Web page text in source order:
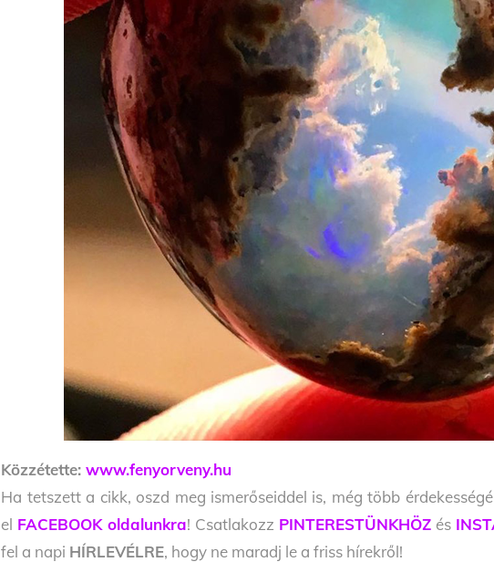
Közzétette:www.fenyorveny.hu
Ha tetszett a cikk, oszd meg ismerőseiddel is, még több
el FACEBOOK oldalunkra! Csatlakozz PINTERESTÜNKHÖZ és
fel a napi HÍRLEVÉLRE, hogy ne maradj le a friss hírekről!